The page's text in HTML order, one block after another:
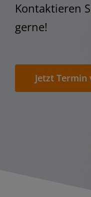
Kontaktieren
gerne!
Jetzt